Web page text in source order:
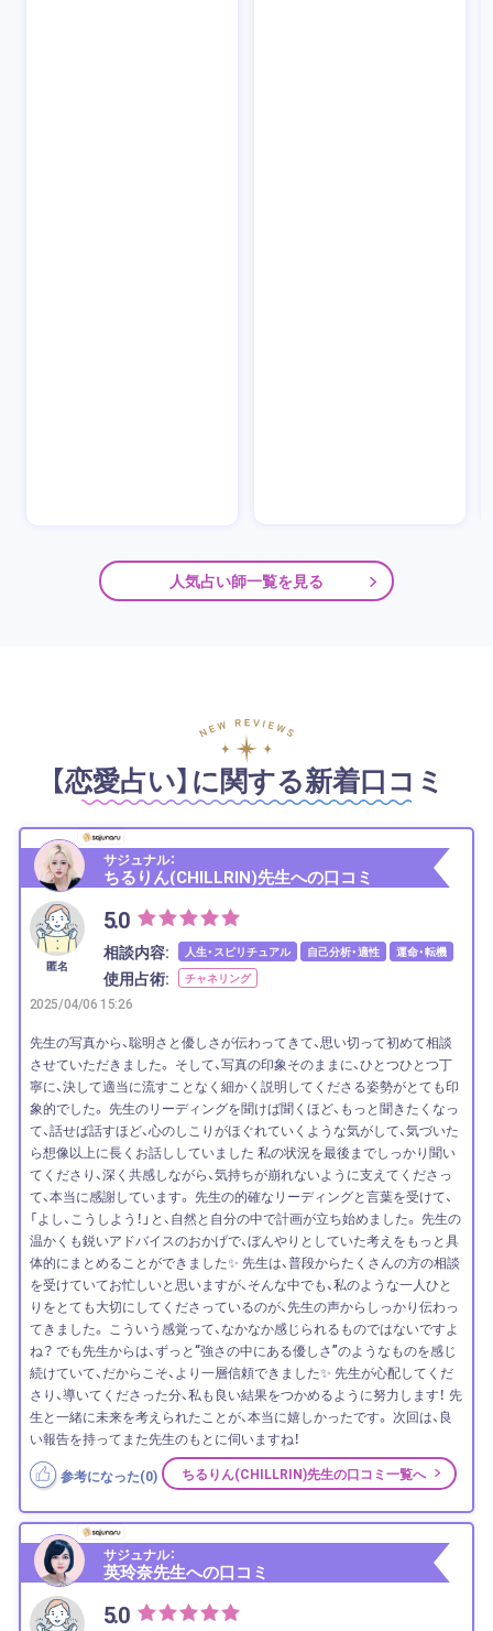
人気占い師一覧を見る
【恋愛占い】に関する新着口コミ
サジュナル：
ちるりん(CHILLRIN)先生への口コミ
匿名
5.0
相談内容: 人生・スピリチュアル 自己分析・適性 運命・転機
使用占術: チャネリング
2025/04/06 15:26
先生の写真から、聡明さと優しさが伝わってきて、思い切って初めて相談
させていただきました。 そして、写真の印象そのままに、ひとつひとつ丁
寧に、決して適当に流すことなく細かく説明してくださる姿勢がとても印
象的でした。 先生のリーディングを聞けば聞くほど、もっと聞きたくなっ
て、話せば話すほど、心のしこりがほぐれていくような気がして、気づいた
ら想像以上に長くお話ししていました 私の状況を最後までしっかり聞い
てくださり、深く共感しながら、気持ちが崩れないように支えてくださっ
て、本当に感謝しています。 先生の的確なリーディングと言葉を受けて、
「よし、こうしよう！」と、自然と自分の中で計画が立ち始めました。 先生の
温かくも鋭いアドバイスのおかげで、ぼんやりとしていた考えをもっと具
体的にまとめることができました✨ 先生は、普段からたくさんの方の相談
を受けていてお忙しいと思いますが、そんな中でも、私のような一人ひと
りをとても大切にしてくださっているのが、先生の声からしっかり伝わっ
てきました。 こういう感覚って、なかなか感じられるものではないですよ
ね？ でも先生からは、ずっと“強さの中にある優しさ”のようなものを感じ
続けていて、だからこそ、より一層信頼できました✨ 先生が心配してくだ
さり、導いてくださった分、私も良い結果をつかめるように努力します！ 先
生と一緒に未来を考えられたことが、本当に嬉しかったです。 次回は、良
い報告を持ってまた先生のもとに伺いますね！
参考になった(0) ちるりん(CHILLRIN)先生の口コミ一覧へ
サジュナル：
英玲奈先生への口コミ
5.0